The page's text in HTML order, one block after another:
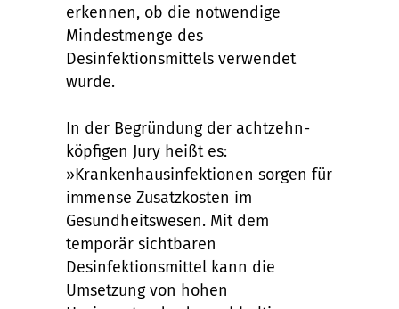
erkennen, ob die notwendige
Mindestmenge des
Desinfektionsmittels verwendet
wurde.
In der Begründung der achtzehn-
köpfigen Jury heißt es:
»Krankenhausinfektionen sorgen für
immense Zusatzkosten im
Gesundheitswesen. Mit dem
temporär sichtbaren
Desinfektionsmittel kann die
Umsetzung von hohen